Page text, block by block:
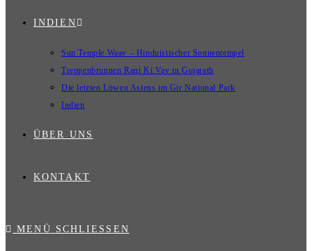
INDIEN
Sun Temple Waav – Hinduistischer Sonnentempel
Treppenbrunnen Rani Ki Vav in Gujarath
Die letzten Löwen Asiens im Gir National Park
Indien
ÜBER UNS
KONTAKT
MENÜ SCHLIESSEN